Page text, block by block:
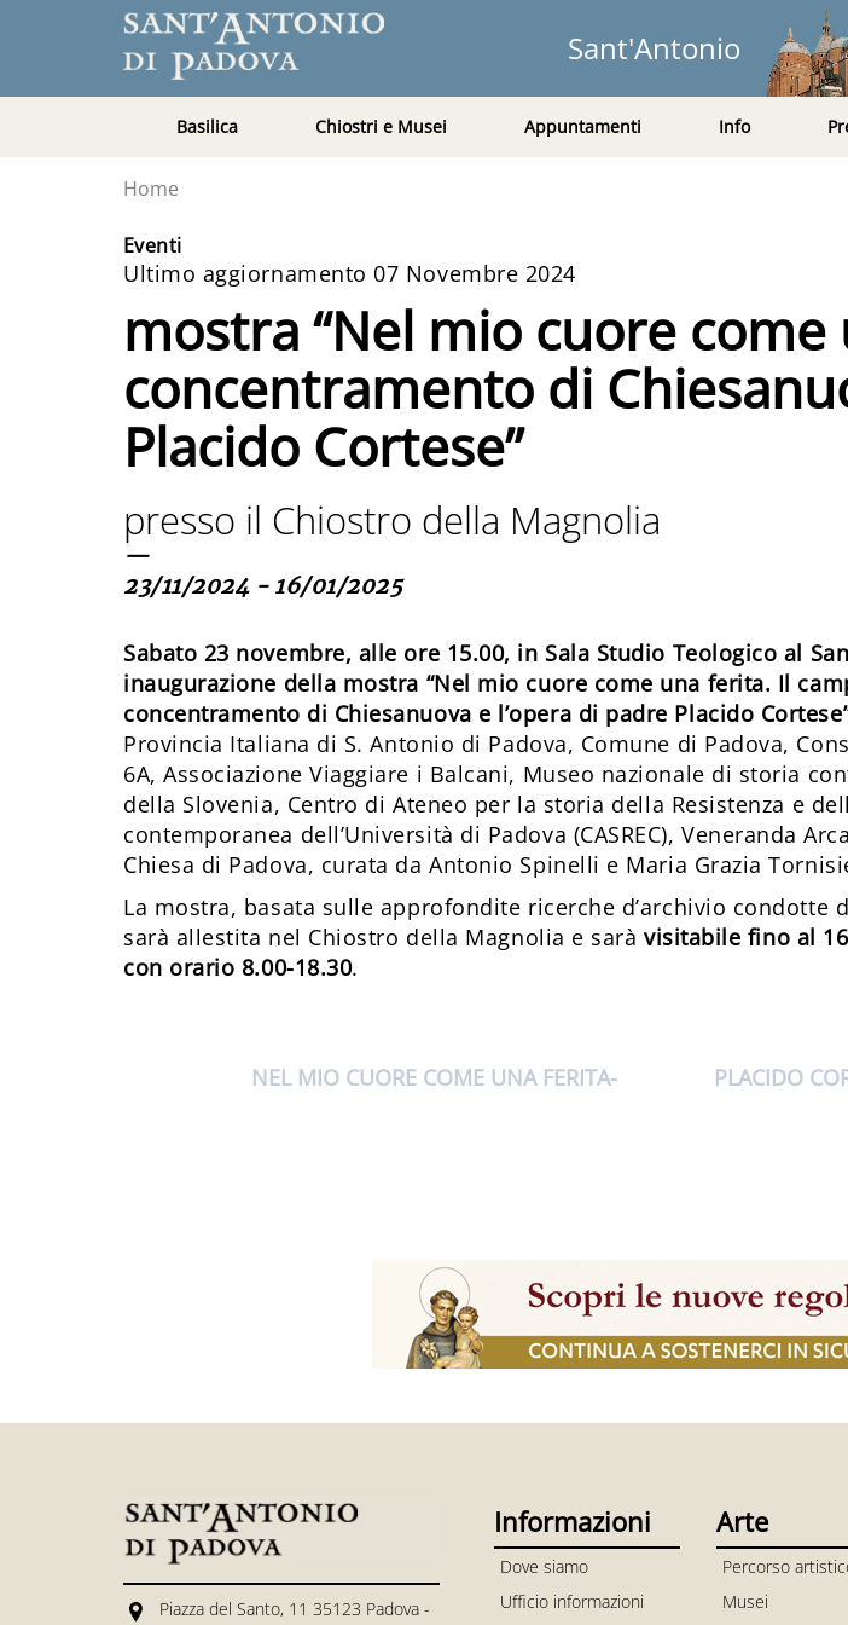
Sant'Antonio
Basilica Chiostri e Musei Appuntamenti Info
Home
Eventi
Ultimo aggiornamento 07 Novembre 2024
mostra “Nel mio cuore
concentramento di
Placido Cortese”
presso il Chiostro della Magnolia
—
23/11/2024 - 16/01/2025
Sabato 23 novembre, alle ore 15.00, in Sala Studio Teologico al
inaugurazione della mostra “Nel mio cuore come una ferita. Il
concentramento di Chiesanuova e l’opera di padre Placido
Provincia Italiana di S. Antonio di Padova, Comune di Padova,
6A, Associazione Viaggiare i Balcani, Museo nazionale di storia
della Slovenia, Centro di Ateneo per la storia della Resistenza e
contemporanea dell’Università di Padova (CASREC), Veneranda
Chiesa di Padova, curata da Antonio Spinelli e Maria Grazia
La mostra, basata sulle approfondite ricerche d’archivio condotte
sarà allestita nel Chiostro della Magnolia e saràvisitabile fino al
con orario 8.00-18.30.
NEL MIO CUORE COME UNA FERITA PLACIDO
Piazza del Santo, 11 35123 Padova -
Informazioni
Dove siamo
Ufficio informazioni
Arte
Percorso
Musei